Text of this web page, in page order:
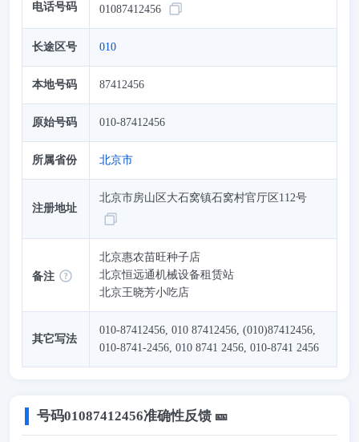
电话号码 01087412456
长途区号 010
本地号码 87412456
原始号码 010-87412456
所属省份 北京市
注册地址
北京市房山区大石窝镇石窝村官厅区112号
备注
北京惠农苗旺种子店
北京恒远通机械设备租赁站
北京王晓芳小吃店
其它写法
010-87412456, 010 87412456, (010)87412456,
010-8741-2456, 010 8741 2456, 010-8741 2456
号码01087412456准确性反馈 🎫